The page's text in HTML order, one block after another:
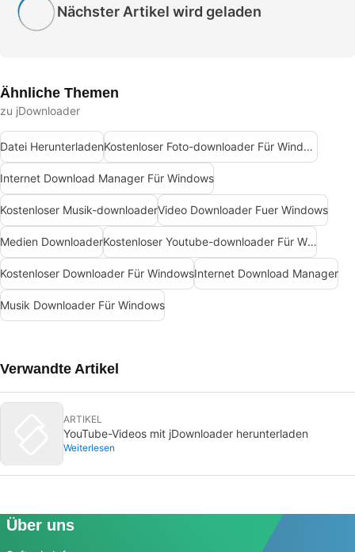
Nächster Artikel wird geladen
Ähnliche Themen
zu jDownloader
Datei Herunterladen Kostenloser Foto-downloader Für Windows
Internet Download Manager Für Windows
Kostenloser Musik-downloaderVideo Downloader Fuer Windows
Medien Downloader Kostenloser Youtube-downloader Für Windows
Kostenloser Downloader Für WindowsInternet Download Manager
Musik Downloader Für Windows
Verwandte Artikel
ARTIKEL
YouTube-Videos mit jDownloader herunterladen
Weiterlesen
Über uns